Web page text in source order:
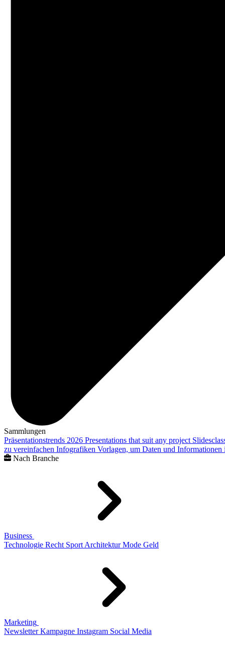
Sammlungen
Präsentationstrends 2026 Presentations that suit any project
zu vereinfachen Infografiken Vorlagen, um Daten und
Nach Branche
Business
Technologie Recht Sport Architektur Mode Geld
Marketing
Newsletter Kampagne Instagram Social Media